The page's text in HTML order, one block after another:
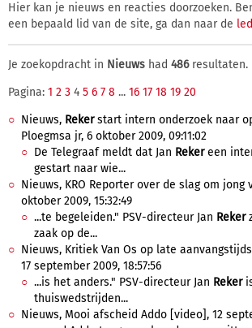
Hier kan je nieuws en reacties doorzoeken.
een bepaald lid van de site, ga dan naar de
Je zoekopdracht in Nieuws had 486resultaten.
Pagina: 1 2 3 4 5 6 7 8 ... 16 17 18 19 20
Nieuws, Rekerstart intern onderzoek naar
Ploegmsa jr, 6 oktober 2009, 09:11:02
De Telegraaf meldt dat Jan Rekereen
gestart naar wie...
Nieuws, KRO Reporter over de slag om
oktober 2009, 15:32:49
...te begeleiden." PSV-directeur Jan Reker
zaak op de...
Nieuws, Kritiek Van Os op late
17 september 2009, 18:57:56
...is het anders." PSV-directeur Jan Reker
thuiswedstrijden...
Nieuws, Mooi afscheid Addo [video], 12